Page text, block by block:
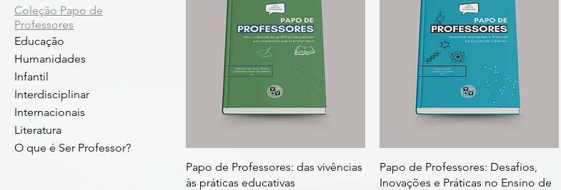
Coleção Papo de
Professores
Educação
Humanidades
Infantil
Interdisciplinar
Internacionais
Literatura
O que é Ser Professor?
Papo de Professores: das vivências
às práticas educativas
Papo de Professores: Desafios,
Inovações e Práticas no Ensino de